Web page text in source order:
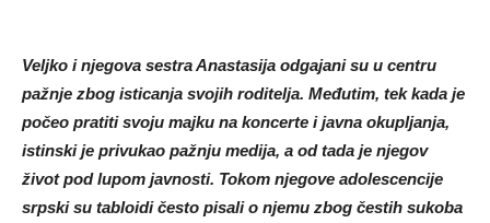
Veljko i njegova sestra Anastasija odgajani su u centru
pažnje zbog isticanja svojih roditelja. Međutim, tek kada je
počeo pratiti svoju majku na koncerte i javna okupljanja,
istinski je privukao pažnju medija, a od tada je njegov
život pod lupom javnosti. Tokom njegove adolescencije
srpski su tabloidi često pisali o njemu zbog čestih sukoba